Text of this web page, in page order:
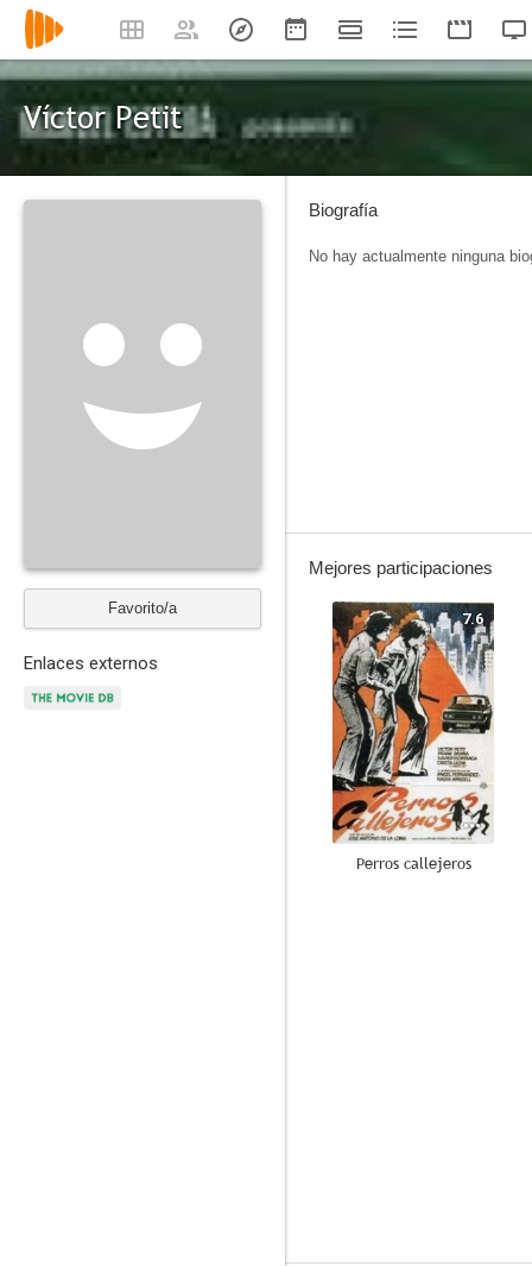
Víctor Petit
Favorito/a
Enlaces externos
Biografía
No hay actualmente ninguna
Mejores participaciones
7.6
Perros callejeros